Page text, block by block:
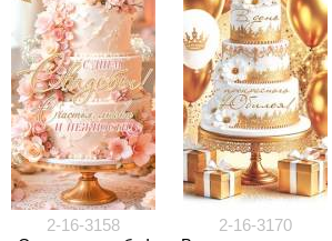
2-16-3158
2-16-3170